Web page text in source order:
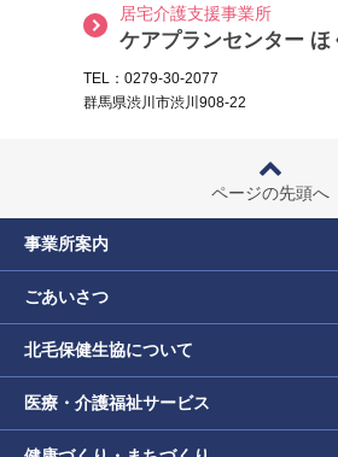
居宅介護支援事業所
ケアプランセンター ほ
TEL：0279-30-2077
群馬県渋川市渋川908-22
ページの先頭へ
事業所案内
ごあいさつ
北毛保健生協について
医療・介護福祉サービス